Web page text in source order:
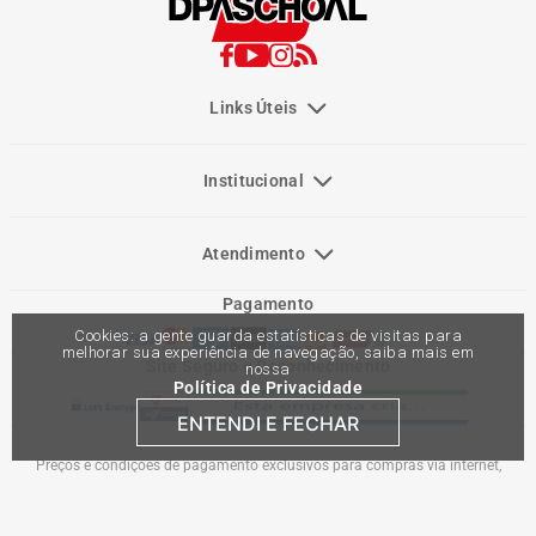
Cookies: a gente guarda estatísticas de visitas para
melhorar sua experiência de navegação, saiba mais em
nossa
Política de Privacidade
ENTENDI E FECHAR
Links Úteis
Institucional
Atendimento
Pagamento
Site Seguro e Reconhecimento
Preços e condições de pagamento exclusivos para compras via internet,